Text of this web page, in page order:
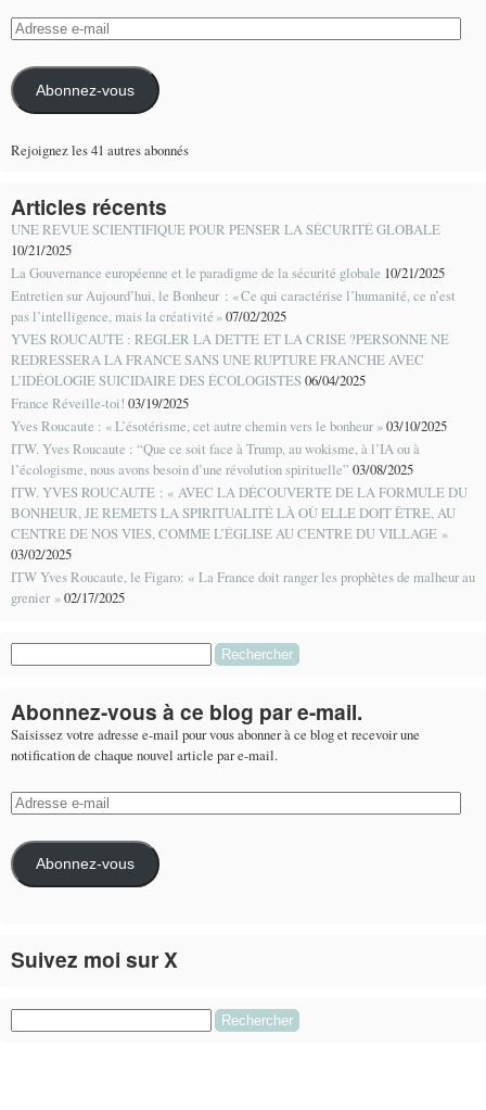
Adresse
mail
Abonnez-vous
Rejoignez les 41 autres abonnés
Articles récents
UNE REVUE SCIENTIFIQUE POUR PENSER LA SÉCURITÉ GLOBALE
10/21/2025
La Gouvernance européenne et le paradigme de la sécurité globale 10/21/2025
Entretien sur Aujourd’hui, le Bonheur : « Ce qui caractérise l’humanité, ce n’est
pas l’intelligence, mais la créativité »07/02/2025
YVES ROUCAUTE : REGLER LA DETTE ET LA CRISE ?PERSONNE NE
REDRESSERA LA FRANCE SANS UNE RUPTURE FRANCHE AVEC
L’IDÉOLOGIE SUICIDAIRE DES ÉCOLOGISTES06/04/2025
France Réveille-toi! 03/19/2025
Yves Roucaute : « L’ésotérisme, cet autre chemin vers le bonheur »03/10/2025
ITW. Yves Roucaute : “Que ce soit face à Trump, au wokisme, à l’IA ou à
l’écologisme, nous avons besoin d’une révolution spirituelle” 03/08/2025
ITW. YVES ROUCAUTE : « AVEC LA DÉCOUVERTE DE LA FORMULE DU
BONHEUR, JE REMETS LA SPIRITUALITÉ LÀ OÙ ELLE DOIT ÊTRE, AU
CENTRE DE NOS VIES, COMME L’ÉGLISE AU CENTRE DU VILLAGE »
03/02/2025
ITW Yves Roucaute, le Figaro: « La France doit ranger les prophètes de malheur au
grenier »02/17/2025
Abonnez-vous à ce blog par e-mail.
Saisissez votre adresse e-mail pour vous abonner à ce blog et recevoir une
notification de chaque nouvel article par e-mail.
Adresse
e-
mail
Abonnez-vous
Suivez moi sur X